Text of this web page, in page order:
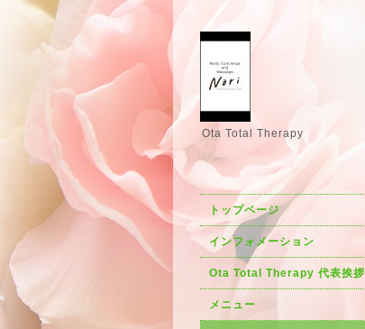
Ota Total Therapy
トップページ
インフォメーション
Ota Total Therapy 代表挨拶
メニュー